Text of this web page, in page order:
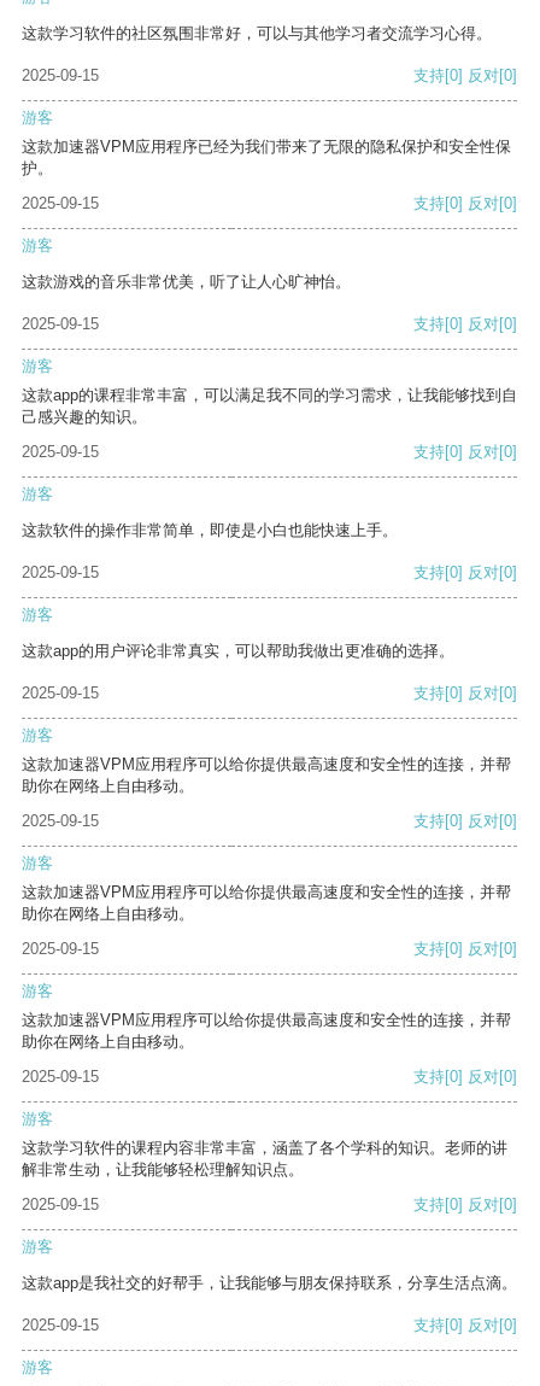
这款学习软件的社区氛围非常好，可以与其他学习者交流学习心得。
2025-09-15 支持[0] 反对[0]
游客
这款加速器VPM应用程序已经为我们带来了无限的隐私保护和安全性保
护。
2025-09-15
支持[0] 反对[0]
游客
这款游戏的音乐非常优美，听了让人心旷神怡。
2025-09-15 支持[0] 反对[0]
游客
这款app的课程非常丰富，可以满足我不同的学习需求，让我能够找到自
己感兴趣的知识。
2025-09-15
支持[0] 反对[0]
游客
这款软件的操作非常简单，即使是小白也能快速上手。
2025-09-15 支持[0] 反对[0]
游客
这款app的用户评论非常真实，可以帮助我做出更准确的选择。
2025-09-15 支持[0] 反对[0]
游客
这款加速器VPM应用程序可以给你提供最高速度和安全性的连接，并帮
助你在网络上自由移动。
2025-09-15
支持[0] 反对[0]
游客
这款加速器VPM应用程序可以给你提供最高速度和安全性的连接，并帮
助你在网络上自由移动。
2025-09-15
支持[0] 反对[0]
游客
这款加速器VPM应用程序可以给你提供最高速度和安全性的连接，并帮
助你在网络上自由移动。
2025-09-15
支持[0] 反对[0]
游客
这款学习软件的课程内容非常丰富，涵盖了各个学科的知识。老师的讲
解非常生动，让我能够轻松理解知识点。
2025-09-15
支持[0] 反对[0]
游客
这款app是我社交的好帮手，让我能够与朋友保持联系，分享生活点滴。
2025-09-15 支持[0] 反对[0]
游客